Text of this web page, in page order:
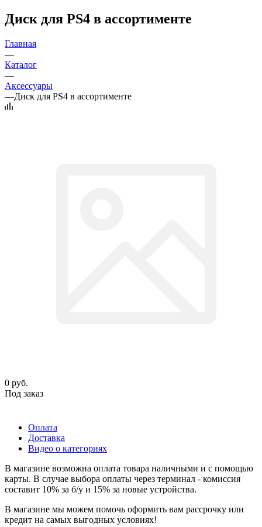
Диск для PS4 в ассортименте
Главная
—
Каталог
—
Аксессуары
—Диск для PS4 в ассортименте
0 руб.
Под заказ
Оплата
Доставка
Видео о категориях
В магазине возможна оплата товара наличными и с помощью
карты. В случае выбора оплаты через терминал - комиссия
составит 10% за б/у и 15% за новые устройства.
В магазине мы можем помочь оформить вам рассрочку или
кредит на самых выгодных условиях!